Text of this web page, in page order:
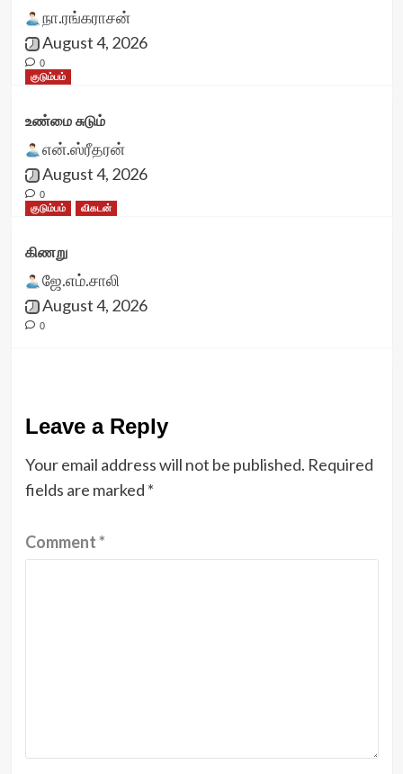
நா.ரங்கராசன்
August 4, 2026
0
குடும்பம்
உண்மை சுடும்
என்.ஸ்ரீதரன்
August 4, 2026
0
குடும்பம்
விகடன்
கிணறு
ஜே.எம்.சாலி
August 4, 2026
0
Leave a Reply
Your email address will not be published. Required
fields are marked *
Comment*